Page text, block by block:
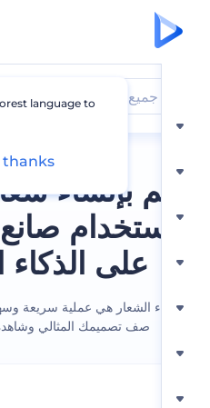
بإنشاء
صانع
على الذكاء
الشعار هي عملية سريعة وسهلة مع
صف تصميمك المثالي وشاهده يتحقق
جميع الشعاراتlanguage to
No, thanks